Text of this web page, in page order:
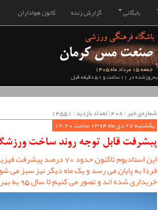
کانون هواداران گزارش زنده بایگانی
جمعه 15 مرداد ماه 1405
به‌روزشده در 11 ساعت و 51 دقیقه قبل
شماره‌ی خبر : ‌408 | تعداد بازدید : 14551
یکشنبه 27 دی ماه 1394 ساعت 12:20
پبشرفت قابل توجه روند ساخت
این استادیوم تاکنون حدود
فردا به پایان می رسد و یک ماه دیگر نیز سبز می
خریداری شده اند و تصور می کنیم تا سال 95 به بهره برداری برسد.